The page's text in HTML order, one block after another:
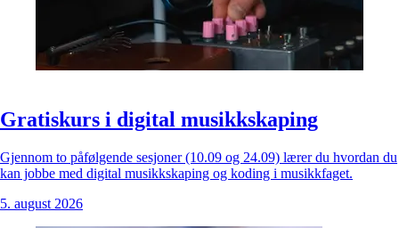
Gratiskurs i digital musikkskaping
Gjennom to påfølgende sesjoner (10.09 og 24.09) lærer du hvordan du
kan jobbe med digital musikkskaping og koding i musikkfaget.
5. august 2026